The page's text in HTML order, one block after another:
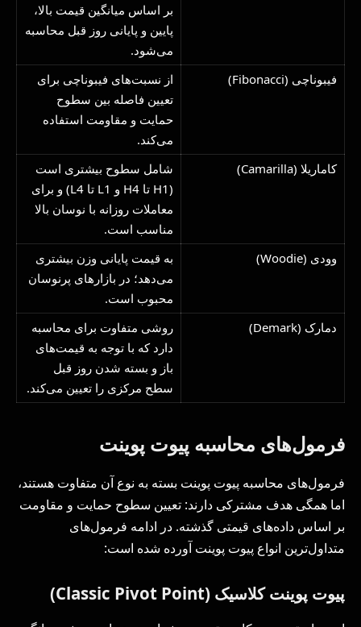
بر اساس میانگین قیمت بالا،
پایین و پایانی روز قبل محاسبه
می‌شود.
فیبوناچی (Fibonacci)
از نسبت‌های فیبوناچی برای
تعیین فاصله بین سطوح
حمایت و مقاومت استفاده
می‌کند.
کاماریلا (Camarilla)
شامل سطوح بیشتری است
(H1 تا H4 و L1 تا L4) و برای
معاملات روزانه با نوسان بالا
مناسب است.
وودی (Woodie)
به قیمت پایانی وزن بیشتری
می‌دهد؛ در بازارهای پرنوسان
محبوب است.
دمارک (Demark)
روشی متفاوت برای محاسبه
دارد که با توجه به قیمت‌های
باز و بسته شدن روز قبل
سطح مرکزی را تعیین می‌کند.
فرمول‌های محاسبه پیوت پوینت
فرمول‌های محاسبه پیوت پوینت بسته به نوع آن متفاوت هستند،
اما همگی هدف مشترکی دارند: تعیین سطوح حمایت و مقاومت
بر اساس داده‌های قیمتی گذشته. در ادامه فرمول‌های
متداول‌ترین انواع پیوت پوینت آورده شده است:
پیوت پوینت کلاسیک (Classic Pivot Point
)